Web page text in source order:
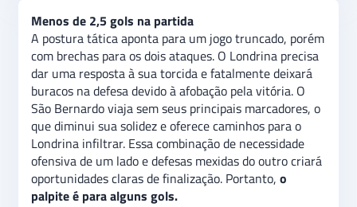
Menos de 2,5 gols na partida
A postura tática aponta para um jogo truncado, porém
com brechas para os dois ataques. O Londrina precisa
dar uma resposta à sua torcida e fatalmente deixará
buracos na defesa devido à afobação pela vitória. O
São Bernardo viaja sem seus principais marcadores, o
que diminui sua solidez e oferece caminhos para o
Londrina infiltrar. Essa combinação de necessidade
ofensiva de um lado e defesas mexidas do outro criará
oportunidades claras de finalização. Portanto, o
palpite é para alguns gols.